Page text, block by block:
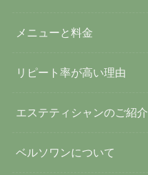
メニューと料金
リピート率が高い理由
エステティシャンのご紹介
ベルソワンについて